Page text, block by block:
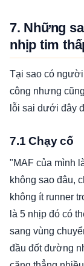
7. Những
nhịp tim
Tại sao có người
công nhưng
lỗi sai dưới đây
7.1 Chạy cố
"MAF của mình
không sao đâu,
không ít runner
là 5 nhịp đó có
sang vùng
đầu đốt đường